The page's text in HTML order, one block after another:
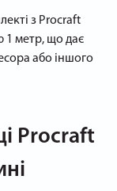
з Procraft
1 метр, що дає
або іншого
Procraft